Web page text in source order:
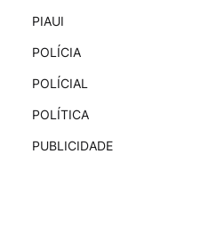
PIAUI
POLÍCIA
POLÍCIAL
POLÍTICA
PUBLICIDADE